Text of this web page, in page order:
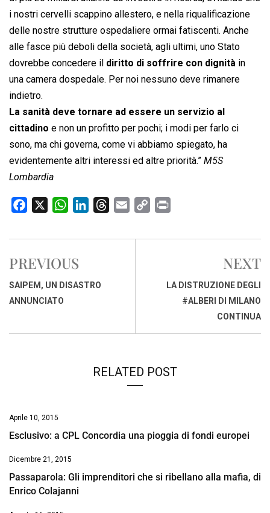
i nostri cervelli scappino allestero, e nella riqualificazione
delle nostre strutture ospedaliere ormai fatiscenti. Anche
alle fasce più deboli della società, agli ultimi, uno Stato
dovrebbe concedere il diritto di soffrire con dignità in
una camera dospedale. Per noi nessuno deve rimanere
indietro.
La sanità deve tornare ad essere un servizio al
cittadino e non un profitto per pochi; i modi per farlo ci
sono, ma chi governa, come vi abbiamo spiegato, ha
evidentemente altri interessi ed altre priorità.” M5S
Lombardia
c
b
o
o
W
a
s
A
n
d
r
a
p
i
PREVIOUS
SAIPEM, UN DISASTRO
ANNUNCIATO
NEXT
LA DISTRUZIONE DEGLI
#ALBERI DI MILANO
CONTINUA
RELATED POST
Aprile 10, 2015
Esclusivo: a CPL Concordia una pioggia di fondi europei
Dicembre 21, 2015
Passaparola: Gli imprenditori che si ribellano alla mafia, di
Enrico Colajanni